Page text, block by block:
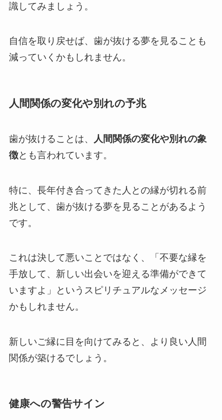
識してみましょう。
自信を取り戻せば、歯が抜ける夢を見ることも
減っていくかもしれません。
人間関係の変化や別れの予兆
歯が抜けることは、
人間関係の変化や別れの象
徴とも言われています。
特に、長年付き合ってきた人との縁が切れる前
兆として、歯が抜ける夢を見ることがあるよう
です。
これは決して悪いことではなく、「不要な縁を
手放して、新しい出会いを迎える準備ができて
いますよ」というスピリチュアルなメッセージ
かもしれません。
新しいご縁に目を向けてみると、より良い人間
関係が築けるでしょう。
健康への警告サイン